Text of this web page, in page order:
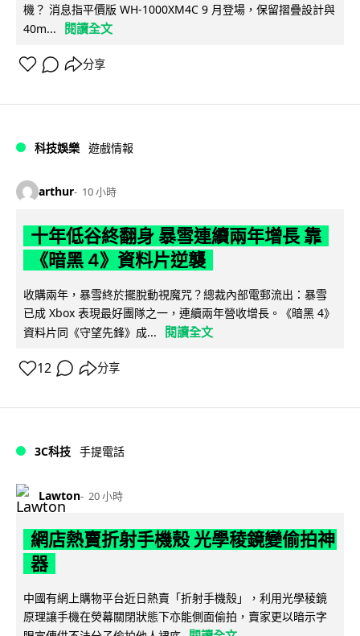
機？ 消息指平價版 WH-1000XM4C 9 月登場，保留摺疊設計與
40m...
閱讀全文
分享
科技娛樂 遊戲情報
arthur 10 小時
十年低谷終翻身 暴雪連續兩年增長 靠
《暗黑 4》資料片逆襲
收購兩年，暴雪終於擺脫動視魔咒？總裁內部電郵流出：暴雪
已成 Xbox 表現最好團隊之一，連續兩年營收增長。《暗黑 4》
資料片同《守望先鋒》成...
閱讀全文
12 分享
3C科技 手提電話
Lawton 20 小時
網店熱賣折射手機殼 光學稜鏡變偷拍神
器
中國有網上購物平台近日熱賣「折射手機殼」，利用光學稜鏡
原理讓手機在熒幕關閉狀態下亦能側面偷拍，賣家更以暗示字